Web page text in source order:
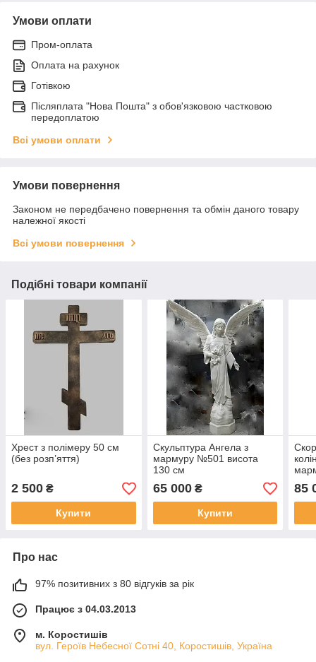
Умови оплати
Пром-оплата
Оплата на рахунок
Готівкою
Післяплата "Нова Пошта" з обов'язковою частковою
передоплатою
Всі умови оплати
Умови повернення
Законом не передбачено повернення та обмін даного товару
належної якості
Всі умови повернення
Подібні товари компанії
Хрест з полімеру 50 см
(без розп’яття)
2 500 ₴
Купити
Скульптура Ангела з
мармуру №501 висота
130 см
65 000₴
Купити
85
Про нас
97% позитивних з 80 відгуків за рік
Працює з 04.03.2013
м. Коростишів
вул. Героїв Небесної Сотні 40, Коростишів, Україна